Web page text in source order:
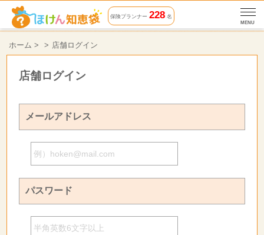
保険プランナー228 名
MENU
ホーム > 店舗ログイン
店舗ログイン
メールアドレス
パスワード